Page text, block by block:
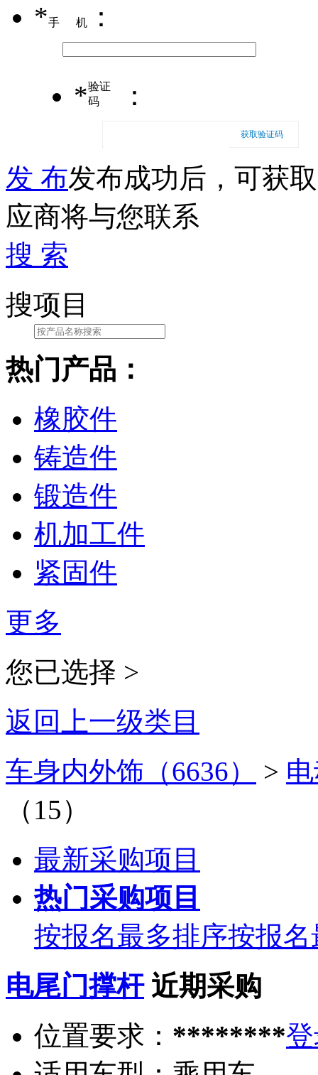
*手机 ：
*验证
码
：
获取验证码
发 布发布成功后，可获
应商将与您联系
搜 索
搜项目
热门产品：
橡胶件
铸造件
锻造件
机加工件
紧固件
更多
您已选择 >
返回上一级类目
车身内外饰（6636）
>
（15）
最新采购项目
热门采购项目
按报名最多排序按报
电尾门撑杆 近期采购
位置要求： ********